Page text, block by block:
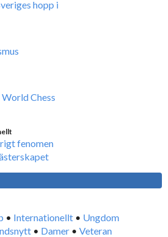
hopp i
Chess
fenomen
• Internationellt • Ungdom
• Damer • Veteran